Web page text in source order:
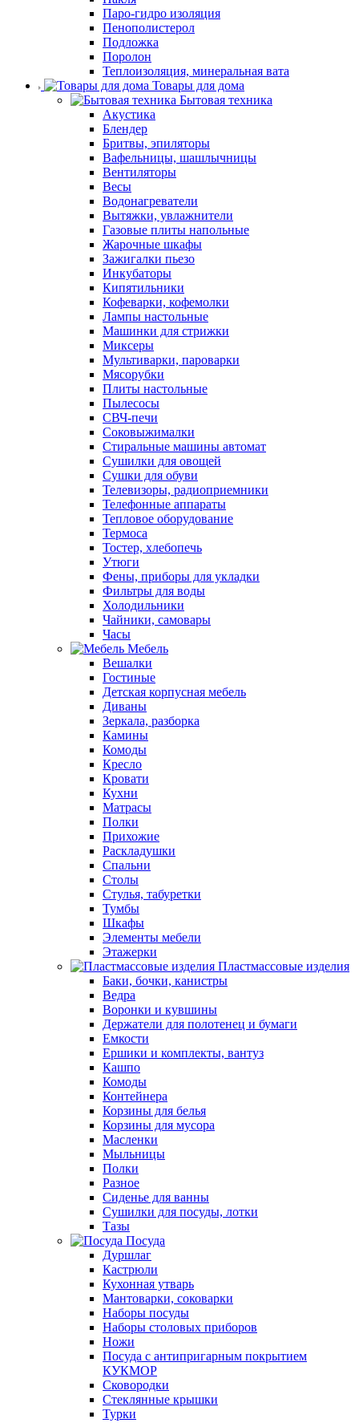
Паро-гидро изоляция
Пенополистерол
Подложка
Поролон
Теплоизоляция, минеральная вата
Товары для дома
Бытовая техника
Акустика
Блендер
Бритвы, эпиляторы
Вафельницы, шашлычницы
Вентиляторы
Весы
Водонагреватели
Вытяжки, увлажнители
Газовые плиты напольные
Жарочные шкафы
Зажигалки пьезо
Инкубаторы
Кипятильники
Кофеварки, кофемолки
Лампы настольные
Машинки для стрижки
Миксеры
Мультиварки, пароварки
Мясорубки
Плиты настольные
Пылесосы
СВЧ-печи
Соковыжималки
Стиральные машины автомат
Сушилки для овощей
Сушки для обуви
Телевизоры, радиоприемники
Телефонные аппараты
Тепловое оборудование
Термоса
Тостер, хлебопечь
Утюги
Фены, приборы для укладки
Фильтры для воды
Холодильники
Чайники, самовары
Часы
Мебель
Вешалки
Гостиные
Детская корпусная мебель
Диваны
Зеркала, разборка
Камины
Комоды
Кресло
Кровати
Кухни
Матрасы
Полки
Прихожие
Раскладушки
Спальни
Столы
Стулья, табуретки
Тумбы
Шкафы
Элементы мебели
Этажерки
Пластмассовые изделия
Баки, бочки, канистры
Ведра
Воронки и кувшины
Держатели для полотенец и бумаги
Емкости
Ершики и комплекты, вантуз
Кашпо
Комоды
Контейнера
Корзины для белья
Корзины для мусора
Масленки
Мыльницы
Полки
Разное
Сиденье для ванны
Сушилки для посуды, лотки
Тазы
Посуда
Дуршлаг
Кастрюли
Кухонная утварь
Мантоварки, соковарки
Наборы посуды
Наборы столовых приборов
Ножи
Посуда с антипригарным покрытием
КУКМОР
Сковородки
Стеклянные крышки
Турки